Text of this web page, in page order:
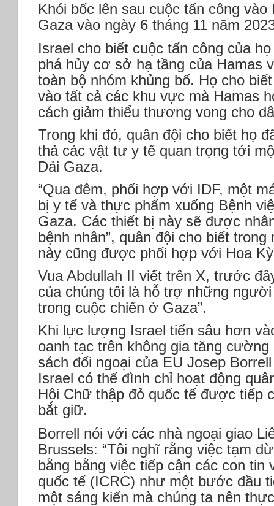
Khói bốc lên sau cuộc tấn công
Gaza vào ngày 6 tháng 11 năm
Israel cho biết cuộc tấn công của
phá hủy cơ sở hạ tầng của Hamas
toàn bộ nhóm khủng bố. Họ cho
vào tất cả các khu vực mà Hamas
cách giảm thiểu thương vong cho
Trong khi đó, quân đội cho biết họ
thả các vật tư y tế quan trọng tới
Dải Gaza.
“Qua đêm, phối hợp với IDF, một
bị y tế và thực phẩm xuống Bệnh
Gaza. Các thiết bị này sẽ được
bệnh nhân”, quân đội cho biết
này cũng được phối hợp với Hoa
Vua Abdullah II viết trên X, trước
của chúng tôi là hỗ trợ những
trong cuộc chiến ở Gaza”.
Khi lực lượng Israel tiến sâu hơn
oanh tạc trên không gia tăng
sách đối ngoại của EU Josep
Israel có thể đình chỉ hoạt động
Hội Chữ thập đỏ quốc tế được tiếp
bắt giữ.
Borrell nói với các nhà ngoại giao
Brussels: “Tôi nghĩ rằng việc tạm
bằng bằng việc tiếp cận các con tin
quốc tế (ICRC) như một bước đầu
một sáng kiến ​​​​mà chúng ta nên